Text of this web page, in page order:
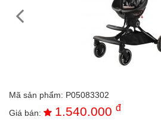
khỏe
an
Mã sản phẩm: P05083302
Giá bán:
1.540.000 đ